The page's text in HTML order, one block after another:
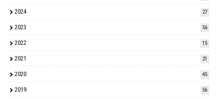
2024 27
2023 56
2022 15
2021 21
2020 45
2019 56